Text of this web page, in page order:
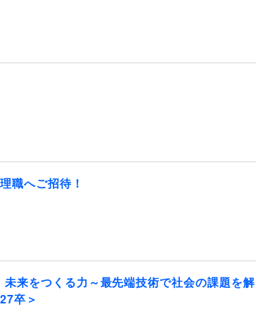
職へご招待！
未来をつくる力～最先端技術で社会の課題を解
卒＞